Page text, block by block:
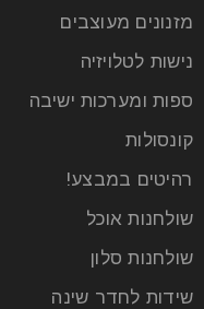
מזנונים מעוצבים
נישות לטלויזיה
ספות ומערכות ישיבה
קונסולות
רהיטים במבצע!
שולחנות אוכל
שולחנות סלון
שידות לחדר שינה